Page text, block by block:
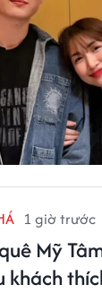
1 giờ trước
Mỹ
khách